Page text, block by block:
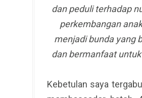
dan peduli terhadap
perkembangan
menjadi bunda yang
dan bermanfaat
Kebetulan saya